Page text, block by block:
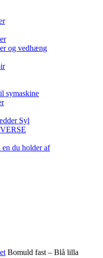
og vedhæng
symaskine
Syl
du holder af
Bomuld fast – Blå lilla